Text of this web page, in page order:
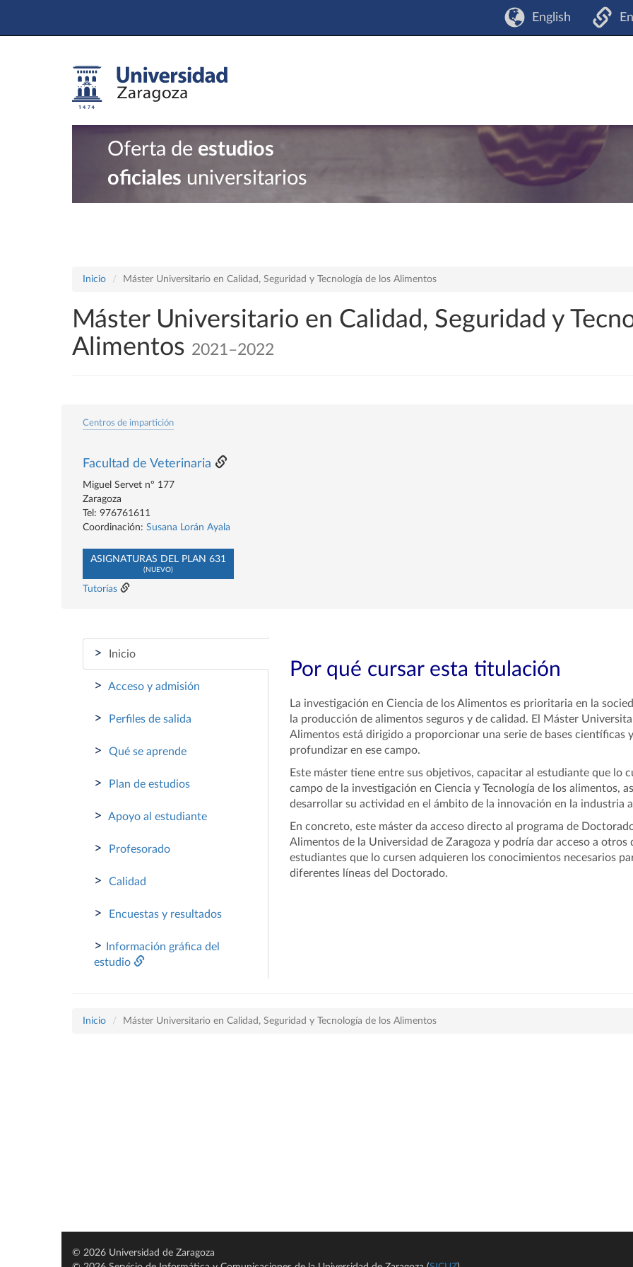
English
Oferta de estudios
oficiales universitarios
Inicio Máster Universitario en Calidad, Seguridad y Tecnología de los Alimentos
Máster Universitario en Calidad, Seguridad y
Alimentos 2021–2022
Centros de impartición
Facultad de Veterinaria
Miguel Servet nº 177
Zaragoza
Tel: 976761611
Coordinación: Susana Lorán Ayala
ASIGNATURAS DEL PLAN 631
(NUEVO)
Tutorías
> Inicio
> Acceso y admisión
> Perfiles de salida
> Qué se aprende
> Plan de estudios
> Apoyo al estudiante
> Profesorado
> Calidad
> Encuestas y resultados
>
Información gráfica del
estudio
Por qué cursar esta titulación
La investigación en Ciencia de los Alimentos es prioritaria en la
la producción de alimentos seguros y de calidad. El Máster
Alimentos está dirigido a proporcionar una serie de bases científicas
profundizar en ese campo.
Este máster tiene entre sus objetivos, capacitar al estudiante que lo
campo de la investigación en Ciencia y Tecnología de los alimentos,
desarrollar su actividad en el ámbito de la innovación en la industria
En concreto, este máster da acceso directo al programa de
Alimentos de la Universidad de Zaragoza y podría dar acceso a
estudiantes que lo cursen adquieren los conocimientos necesarios
diferentes líneas del Doctorado.
Inicio Máster Universitario en Calidad, Seguridad y Tecnología de los Alimentos
© 2026 Universidad de Zaragoza